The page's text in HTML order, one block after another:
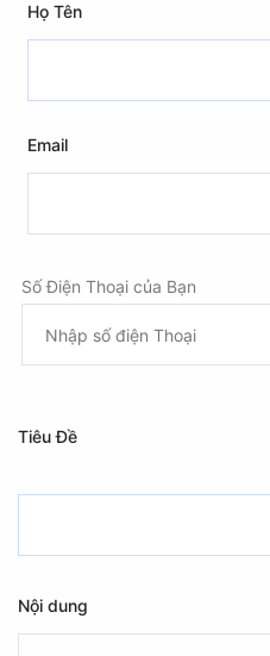
Họ Tên
Email
Số Điện Thoại của Bạn
Tiêu Đề
Nội dung